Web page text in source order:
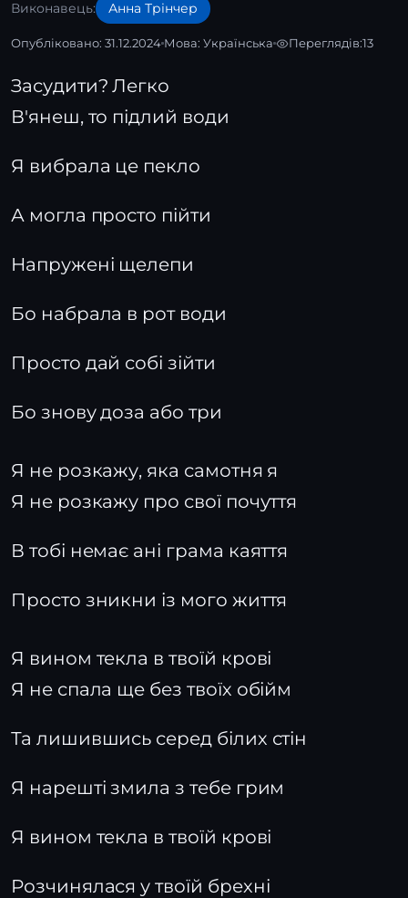
Виконавець: Анна Трінчер
Опубліковано: 31.12.2024 Мова: Українська Переглядів:13
Засудити? Легко
В'янеш, то підлий води
Я вибрала це пекло
А могла просто пійти
Напружені щелепи
Бо набрала в рот води
Просто дай собі зійти
Бо знову доза або три
Я не розкажу, яка самотня я
Я не розкажу про свої почуття
В тобі немає ані грама каяття
Просто зникни із мого життя
Я вином текла в твоїй крові
Я не спала ще без твоїх обійм
Та лишившись серед білих стін
Я нарешті змила з тебе грим
Я вином текла в твоїй крові
Розчинялася у твоїй брехні